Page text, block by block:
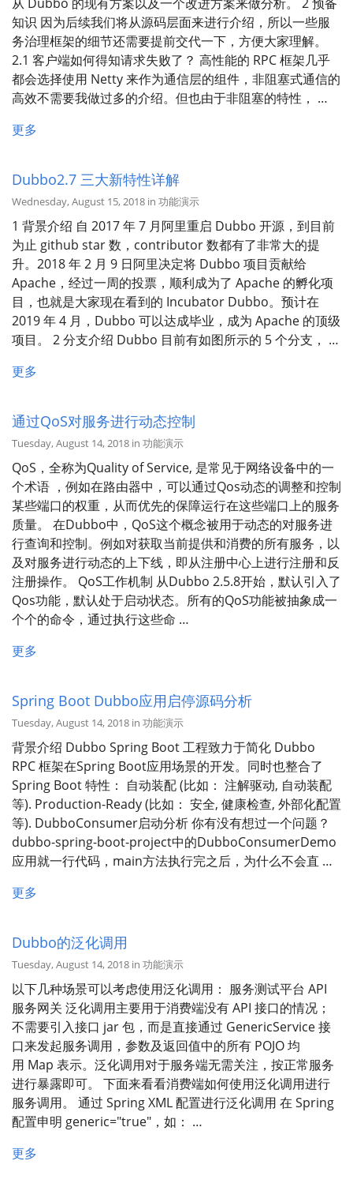
知识 因为后续我们将从源码层面来进行介绍，所以一些服
务治理框架的细节还需要提前交代一下，方便大家理解。
2.1 客户端如何得知请求失败了？ 高性能的 RPC 框架几乎
都会选择使用 Netty 来作为通信层的组件，非阻塞式通信的
高效不需要我做过多的介绍。但也由于非阻塞的特性， …
更多
Dubbo2.7 三大新特性详解
Wednesday, August 15, 2018 in 功能演示
1 背景介绍 自 2017 年 7 月阿里重启 Dubbo 开源，到目前
为止 github star 数，contributor 数都有了非常大的提
升。2018 年 2 月 9 日阿里决定将 Dubbo 项目贡献给
Apache，经过一周的投票，顺利成为了 Apache 的孵化项
目，也就是大家现在看到的 Incubator Dubbo。预计在
2019 年 4 月，Dubbo 可以达成毕业，成为 Apache 的顶级
项目。 2 分支介绍 Dubbo 目前有如图所示的 5 个分支， …
更多
通过QoS对服务进行动态控制
Tuesday, August 14, 2018 in 功能演示
QoS，全称为Quality of Service, 是常见于网络设备中的一
个术语 ，例如在路由器中，可以通过Qos动态的调整和控制
某些端口的权重，从而优先的保障运行在这些端口上的服务
质量。 在Dubbo中，QoS这个概念被用于动态的对服务进
行查询和控制。例如对获取当前提供和消费的所有服务，以
及对服务进行动态的上下线，即从注册中心上进行注册和反
注册操作。 QoS工作机制 从Dubbo 2.5.8开始，默认引入了
Qos功能，默认处于启动状态。所有的QoS功能被抽象成一
个个的命令，通过执行这些命 …
更多
Spring Boot Dubbo应用启停源码分析
Tuesday, August 14, 2018 in 功能演示
背景介绍 Dubbo Spring Boot 工程致力于简化 Dubbo
RPC 框架在Spring Boot应用场景的开发。同时也整合了
Spring Boot 特性： 自动装配 (比如： 注解驱动, 自动装配
等). Production-Ready (比如： 安全, 健康检查, 外部化配置
等). DubboConsumer启动分析 你有没有想过一个问题？
dubbo-spring-boot-project中的DubboConsumerDemo
应用就一行代码，main方法执行完之后，为什么不会直 …
更多
Dubbo的泛化调用
Tuesday, August 14, 2018 in 功能演示
以下几种场景可以考虑使用泛化调用： 服务测试平台 API
服务网关 泛化调用主要用于消费端没有 API 接口的情况；
不需要引入接口 jar 包，而是直接通过 GenericService 接
口来发起服务调用，参数及返回值中的所有 POJO 均
用 Map 表示。泛化调用对于服务端无需关注，按正常服务
进行暴露即可。 下面来看看消费端如何使用泛化调用进行
服务调用。 通过 Spring XML 配置进行泛化调用 在 Spring
配置申明 generic="true"，如： …
更多